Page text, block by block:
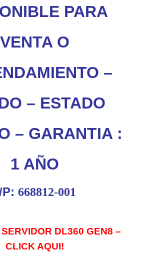
PARA
VENTA O
–
– ESTADO
– GARANTIA :
1 AÑO
P:668812-001
DL360 GEN8 –
CLICK AQUI!